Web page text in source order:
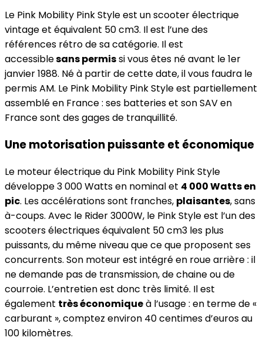
Le Pink Mobility Pink Style est un scooter électrique
vintage et équivalent 50 cm3. Il est l’une des
références rétro de sa catégorie. Il est
accessiblesans permissi vous êtes né avant le 1er
janvier 1988. Né à partir de cette date, il vous faudra le
permis AM. Le Pink Mobility Pink Style est partiellement
assemblé en France : ses batteries et son SAV en
France sont des gages de tranquillité.
Une motorisation puissante et économique
Le moteur électrique du Pink Mobility Pink Style
développe 3 000 Watts en nominal et 4 000 Watts en
pic. Les accélérations sont franches, plaisantes, sans
à-coups. Avec le Rider 3000W, le Pink Style est l’un des
scooters électriques équivalent 50 cm3 les plus
puissants, du même niveau que ce que proposent ses
concurrents. Son moteur est intégré en roue arrière : il
ne demande pas de transmission, de chaine ou de
courroie. L’entretien est donc très limité. Il est
également très économiqueà l’usage : en terme de «
carburant », comptez environ 40 centimes d’euros au
100 kilomètres.